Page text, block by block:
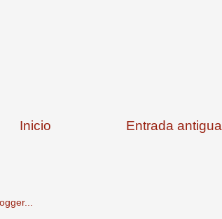
Entrada antigua
Inicio